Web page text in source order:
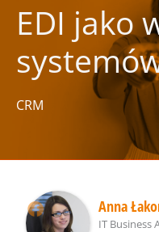
EDI jako
CRM
Anna
IT Business